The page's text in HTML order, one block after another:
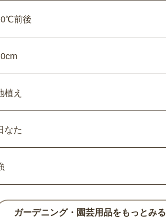
前後
植え
なた
ガーデニング・園芸用品をもっとみる